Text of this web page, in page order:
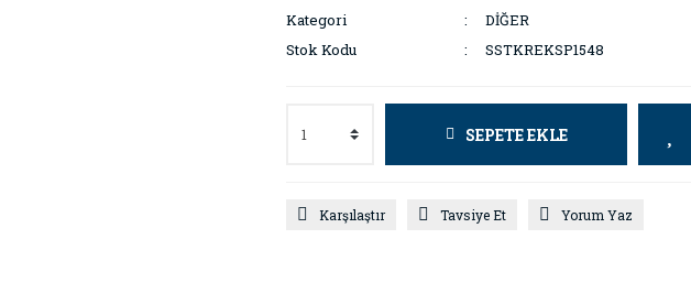
Kategori
DİĞER
Stok Kodu
SSTKREKSP1548
SEPETE EKLE
Karşılaştır Tavsiye Et Yorum Yaz